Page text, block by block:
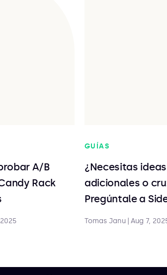
A/B
Rack
GUÍAS
¿Necesitas
adicionales o
Pregúntale a
Tomas Janu Aug 7,